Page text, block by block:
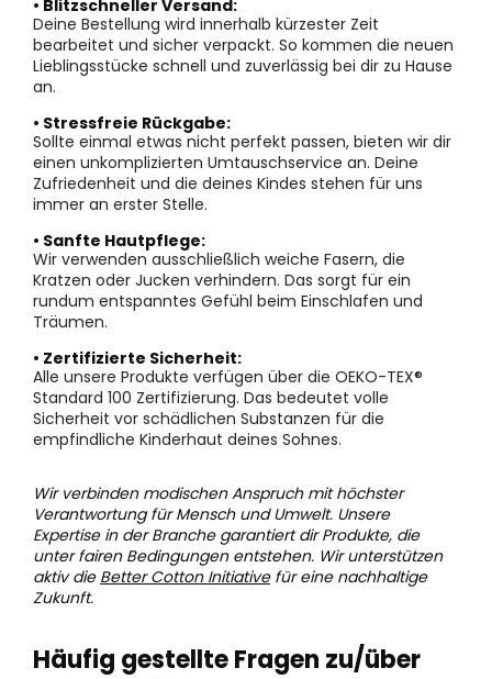
• Blitzschneller Versand:
Deine Bestellung wird innerhalb kürzester Zeit
bearbeitet und sicher verpackt. So kommen die neuen
Lieblingsstücke schnell und zuverlässig bei dir zu Hause
an.
• Stressfreie Rückgabe:
Sollte einmal etwas nicht perfekt passen, bieten wir dir
einen unkomplizierten Umtauschservice an. Deine
Zufriedenheit und die deines Kindes stehen für uns
immer an erster Stelle.
• Sanfte Hautpflege:
Wir verwenden ausschließlich weiche Fasern, die
Kratzen oder Jucken verhindern. Das sorgt für ein
rundum entspanntes Gefühl beim Einschlafen und
Träumen.
• Zertifizierte Sicherheit:
Alle unsere Produkte verfügen über die OEKO-TEX®
Standard 100 Zertifizierung. Das bedeutet volle
Sicherheit vor schädlichen Substanzen für die
empfindliche Kinderhaut deines Sohnes.
Wir verbinden modischen Anspruch mit höchster
Verantwortung für Mensch und Umwelt. Unsere
Expertise in der Branche garantiert dir Produkte, die
unter fairen Bedingungen entstehen. Wir unterstützen
aktiv die Better Cotton Initiativefür eine nachhaltige
Zukunft.
Häufig gestellte Fragen zu/über